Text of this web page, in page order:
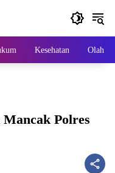
Kesehatan Olah
Polres